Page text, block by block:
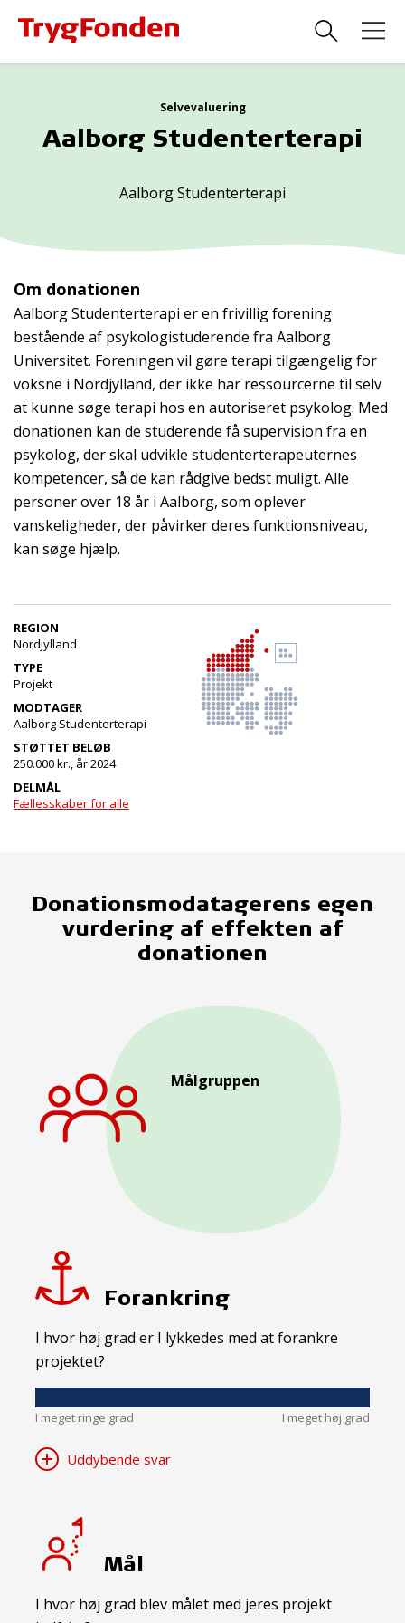
Selvevaluering
Aalborg Studenterterapi
Aalborg Studenterterapi
Om donationen
Aalborg Studenterterapi er en frivillig forening
bestående af psykologistuderende fra Aalborg
Universitet. Foreningen vil gøre terapi tilgængelig for
voksne i Nordjylland, der ikke har ressourcerne til selv
at kunne søge terapi hos en autoriseret psykolog. Med
donationen kan de studerende få supervision fra en
psykolog, der skal udvikle studenterterapeuternes
kompetencer, så de kan rådgive bedst muligt. Alle
personer over 18 år i Aalborg, som oplever
vanskeligheder, der påvirker deres funktionsniveau,
kan søge hjælp.
REGION
Nordjylland
TYPE
Projekt
MODTAGER
Aalborg Studenterterapi
STØTTET BELØB
250.000 kr., år 2024
DELMÅL
Fællesskaber for alle
Donationsmodatagerens egen
vurdering af effekten af
donationen
Målgruppen
Forankring
I hvor høj grad er I lykkedes med at forankre
projektet?
I meget ringe grad I meget høj grad
Uddybende svar
Mål
I hvor høj grad blev målet med jeres projekt